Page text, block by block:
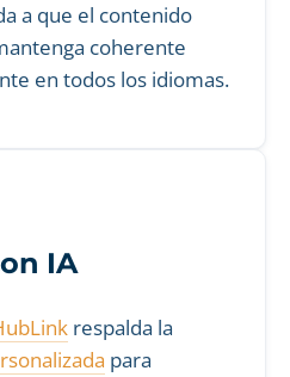
a que el contenido
coherente
en todos los idiomas.
IA
respalda la
para